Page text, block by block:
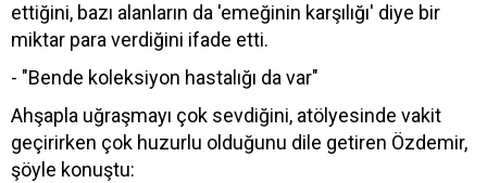
ettiğini, bazı alanların da 'emeğinin karşılığı' diye bir
miktar para verdiğini ifade etti.
- "Bende koleksiyon hastalığı da var"
Ahşapla uğraşmayı çok sevdiğini, atölyesinde vakit
geçirirken çok huzurlu olduğunu dile getiren Özdemir,
şöyle konuştu: